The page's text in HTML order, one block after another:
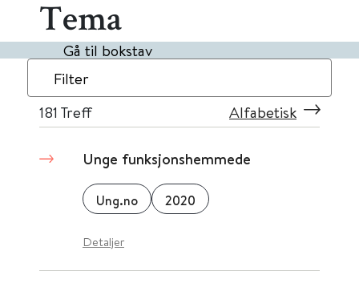
Tema
Gå til bokstav
Filter
181 Treff Alfabetisk
Unge funksjonshemmede
Ung.no 2020
Detaljer